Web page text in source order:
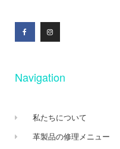
Navigation
私たちについて
革製品の修理メニュー